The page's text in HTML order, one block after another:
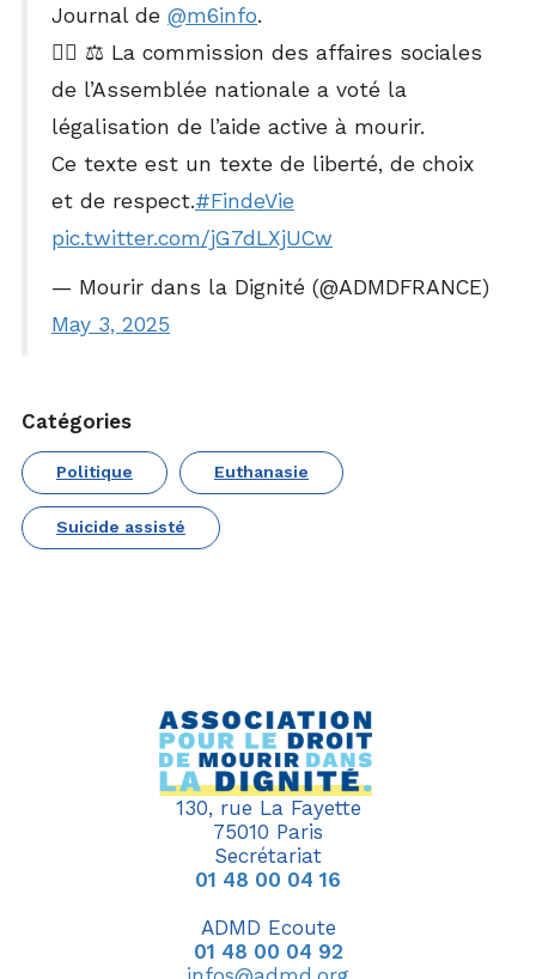
Journal de @m6info.
👉🏻 ⚖️ La commission des affaires sociales
de l’Assemblée nationale a voté la
légalisation de l’aide active à mourir.
Ce texte est un texte de liberté, de choix
et de respect.#FindeVie
pic.twitter.com/jG7dLXjUCw
— Mourir dans la Dignité (@ADMDFRANCE)
May 3, 2025
Catégories
Politique Euthanasie
Suicide assisté
130, rue La Fayette
75010 Paris
Secrétariat
01 48 00 04 16
ADMD Ecoute
01 48 00 04 92